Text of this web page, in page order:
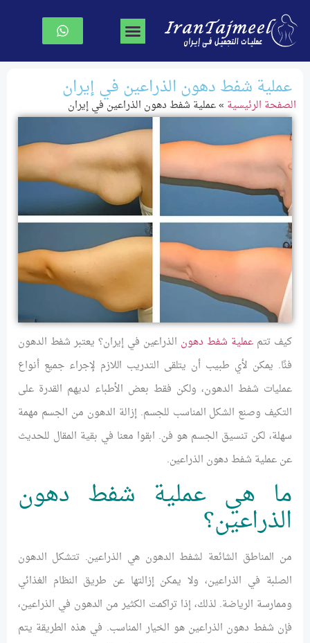
عملية شفط دهون الذراعين في إيران
الصفحة الرئیسیة» عملية شفط دهون الذراعين في إيران
كيف تتمعملية شفط دهونالذراعين في إيران؟ يعتبر شفط الدهون
فنًا. يمكن لأي طبيب أن يتلقى التدريب اللازم لإجراء جميع أنواع
عمليات شفط الدهون، ولكن فقط بعض الأطباء لديهم القدرة على
التكيف وصنع الشكل المناسب للجسم. إزالة الدهون من الجسم مهمة
سهلة، لكن تنسيق الجسم هو فن. ابقوا معنا في بقية المقال للحديث
عن عملية شفط دهون الذراعين.
ما هي عملية شفط دهون
الذراعين؟
من المناطق الشائعة لشفط الدهون هي الذراعين. تتشكل الدهون
الصلبة في الذراعين، ولا يمكن إزالتها عن طريق النظام الغذائي
وممارسة الرياضة. لذلك، إذا تراكمت الكثير من الدهون في الذراعين،
فإن شفط دهون الذراعين هو الخيار المناسب. في هذه الطريقة يتم